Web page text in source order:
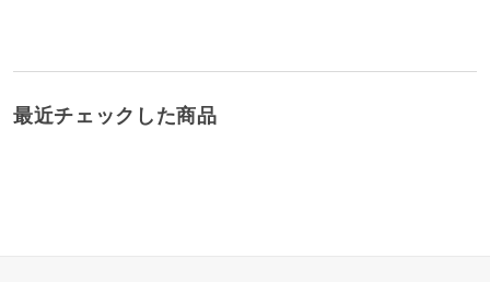
力を両立した確かな品質を、
マンスでお届けします。
力を両立した確かな品質を、
マンスでお届けします。
力を両立し
最近チェックした商品